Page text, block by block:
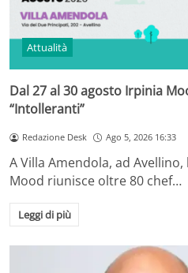
Attualità
Dal 27 al 30 agosto Irpinia
“Intolleranti”
Redazione Desk Ago 5, 2026 16:33
A Villa Amendola, ad
Mood riunisce oltre 80 chef…
Leggi di più